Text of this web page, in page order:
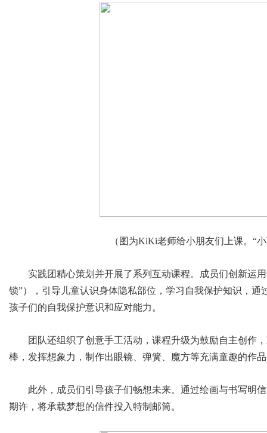
（图为KiKi老师给小朋友们上课。“
实践团精心策划并开展了系列互动课程。成员们创新运
锁”），引导儿童认识身体隐私部位，学习自我保护知识，
孩子们的自我保护意识和应对能力。
团队还组织了创意手工活动，课程升级为鼓励自主创作
棒，发挥想象力，制作出眼镜、弹簧、魔方等充满童趣的作
此外，成员们引导孩子们畅想未来。通过绘画与书写明
期许，将承载梦想的信件投入特制邮筒。